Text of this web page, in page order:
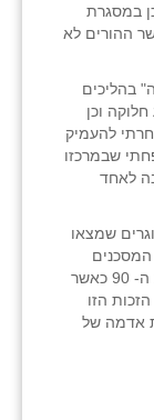
במסגרת
ההורים לא
בהליכים
וכן
להעמיק
שבמרכזו
לאחד
שמצאו
הבינו מאוחר מידי, שהכל התחיל אי שם בשנות ה- 90 כאשר
הזו
אדמה של